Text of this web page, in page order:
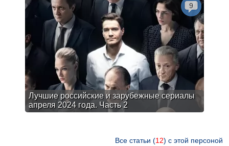
Лучшие российские и зарубежные сериалы
апреля 2024 года. Часть 2
9
Все статьи (12) с этой персоной